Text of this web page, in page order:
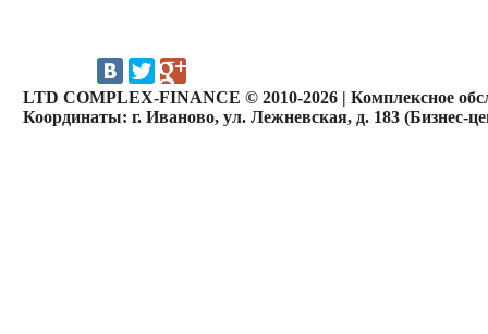
LTD COMPLEX-FINANCE © 2010-2026 | Комплексное
Координаты: г. Иваново, ул. Лежневская, д. 183 (Бизнес-